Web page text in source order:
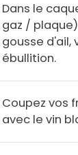
Dans le
gaz /
gousse d'ail,
ébullition.
Coupez vos
avec le vin